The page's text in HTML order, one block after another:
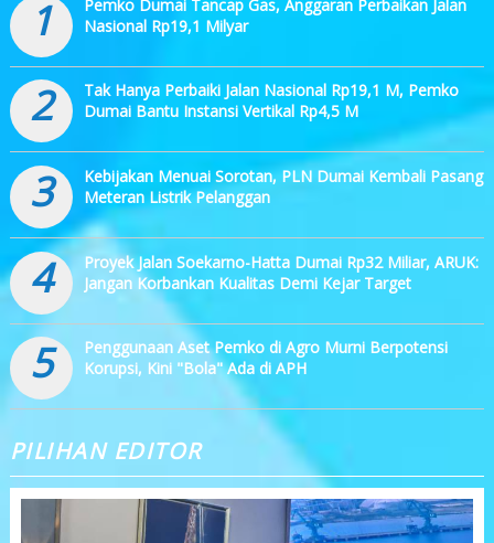
1
Pemko Dumai Tancap Gas, Anggaran Perbaikan Jalan
Nasional Rp19,1 Milyar
2
Tak Hanya Perbaiki Jalan Nasional Rp19,1 M, Pemko
Dumai Bantu Instansi Vertikal Rp4,5 M
3
Kebijakan Menuai Sorotan, PLN Dumai Kembali Pasang
Meteran Listrik Pelanggan
4
Proyek Jalan Soekarno-Hatta Dumai Rp32 Miliar, ARUK:
Jangan Korbankan Kualitas Demi Kejar Target
5
Penggunaan Aset Pemko di Agro Murni Berpotensi
Korupsi, Kini "Bola" Ada di APH
PILIHAN EDITOR